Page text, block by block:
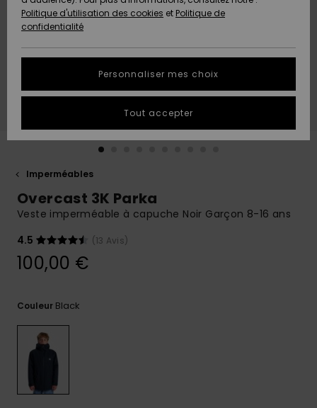
A
Découvrir
A
Découvrir
Communauté
Région
AIDE &
CONTACT
Protection
des données
Démarrez
question.
Démarrer
conversation
COLLECTION
CARTE
CADEAU
LISTE DE
SOUHAITS
Imperméables
Overcast 3K Parka
Veste imperméable à capuche Noir Garçon 8-16 ans
4.5
(13 Avis)
100,00 €
Couleur Black
Politique d'utilisation des cookies et Politique de
confidentialité
Personnaliser mes choix
Tout accepter